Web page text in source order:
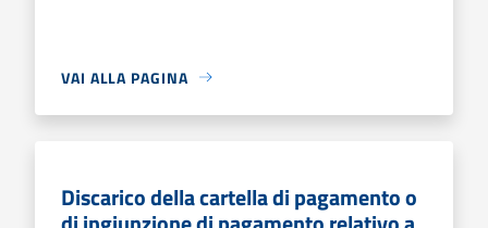
VAI ALLA PAGINA
Discarico della cartella di pagamento o